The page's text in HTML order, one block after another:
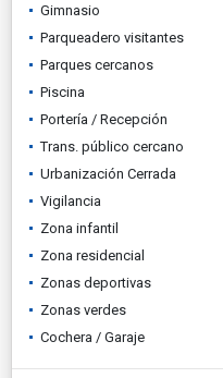
Gimnasio
Parqueadero visitantes
Parques cercanos
Piscina
Portería / Recepción
Trans. público cercano
Urbanización Cerrada
Vigilancia
Zona infantil
Zona residencial
Zonas deportivas
Zonas verdes
Cochera / Garaje